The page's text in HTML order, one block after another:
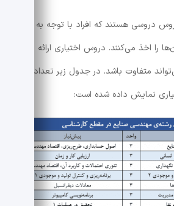
دروسی هستند که افراد با توجه به
را اخذ می‌کنند. دروس اختیاری ارائه
متفاوت باشد. در جدول زیر تعدادی
نمایش داده شده است: